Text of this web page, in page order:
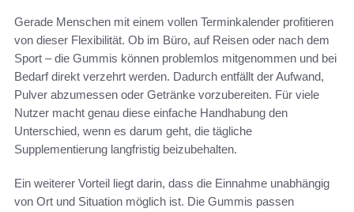
Gerade Menschen mit einem vollen Terminkalender profitieren
von dieser Flexibilität. Ob im Büro, auf Reisen oder nach dem
Sport – die Gummis können problemlos mitgenommen und bei
Bedarf direkt verzehrt werden. Dadurch entfällt der Aufwand,
Pulver abzumessen oder Getränke vorzubereiten. Für viele
Nutzer macht genau diese einfache Handhabung den
Unterschied, wenn es darum geht, die tägliche
Supplementierung langfristig beizubehalten.
Ein weiterer Vorteil liegt darin, dass die Einnahme unabhängig
von Ort und Situation möglich ist. Die Gummis passen